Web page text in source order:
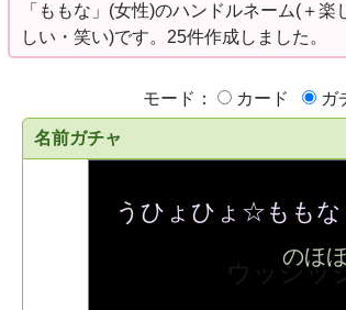
「ももな」(女性)のハンドルネーム(＋楽
しい・笑い)です。25件作成しました。
モード： カード ガ
名前ガチャ